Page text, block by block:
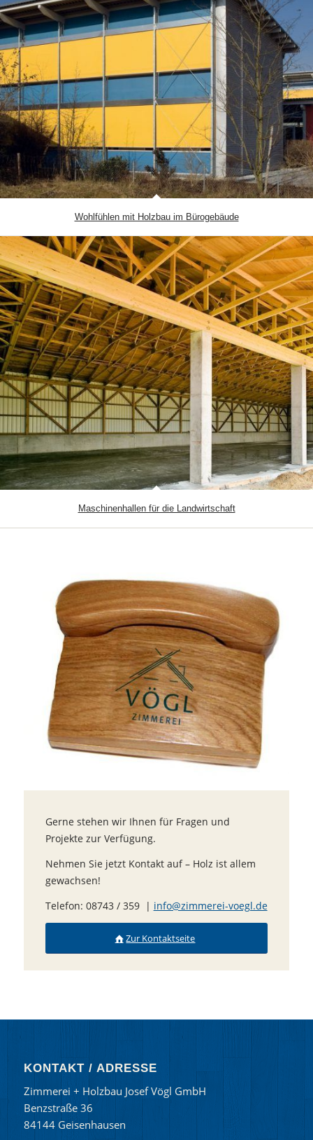
Wohlfühlen mit Holzbau im Bürogebäude
Maschinenhallen für die Landwirtschaft
Gerne stehen wir Ihnen für Fragen und
Projekte zur Verfügung.
Nehmen Sie jetzt Kontakt auf – Holz ist allem
gewachsen!
Telefon: 08743 / 359 | info@zimmerei-voegl.de
Zur Kontaktseite
KONTAKT / ADRESSE
Zimmerei + Holzbau Josef Vögl GmbH
Benzstraße 36
84144 Geisenhausen